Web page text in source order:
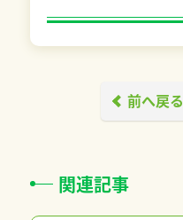
前へ戻る
関連記事